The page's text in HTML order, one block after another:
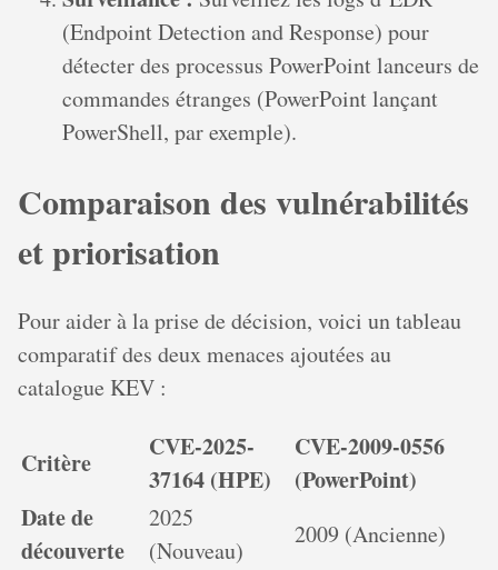
(Endpoint Detection and Response) pour
détecter des processus PowerPoint lanceurs de
commandes étranges (PowerPoint lançant
PowerShell, par exemple).
Comparaison des vulnérabilités
et priorisation
Pour aider à la prise de décision, voici un tableau
comparatif des deux menaces ajoutées au
catalogue KEV :
Critère
CVE-2025-
37164 (HPE)
CVE-2009-0556
(PowerPoint)
Date de
découverte
2025
(Nouveau)
2009 (Ancienne)